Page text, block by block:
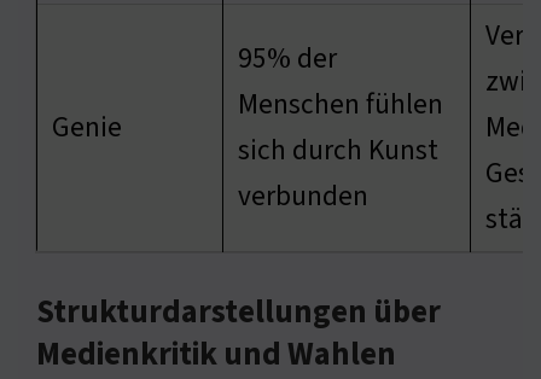
Genie
95% der
Menschen fühlen
sich durch Kunst
verbunden
Strukturdarstellungen über
Medienkritik und Wahlen